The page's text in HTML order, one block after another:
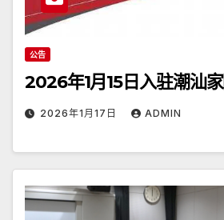
公告
2026年1月15日入驻潮汕
2026年1月17日 ADMIN